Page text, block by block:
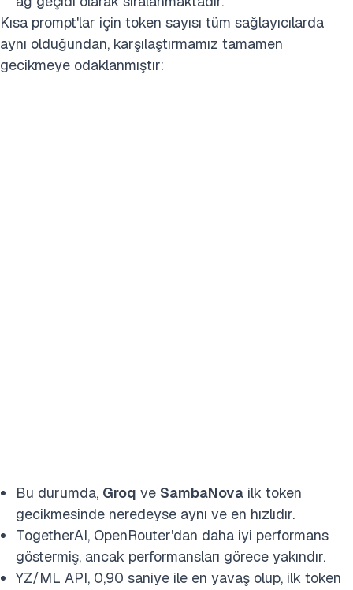
Kısa prompt'lar için token sayısı tüm sağlayıcılarda
aynı olduğundan, karşılaştırmamız tamamen
gecikmeye odaklanmıştır:
Bu durumda, Groq ve SambaNova ilk token
gecikmesinde neredeyse aynı ve en hızlıdır.
TogetherAI, OpenRouter'dan daha iyi performans
göstermiş, ancak performansları görece yakındır.
YZ/ML API, 0,90 saniye ile en yavaş olup, ilk token